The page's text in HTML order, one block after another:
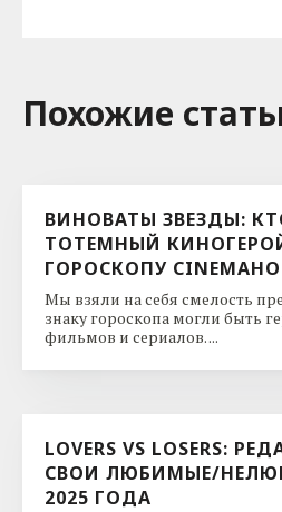
Похожие
ВИНОВАТЫ ЗВЕЗДЫ:
ТОТЕМНЫЙ
ГОРОСКОПУ
Мы взяли на себя смелость
знаку гороскопа могли быть
фильмов и сериалов. ...
LOVERS VS LOSERS:
СВОИ ЛЮБИМЫЕ/
2025 ГОДА